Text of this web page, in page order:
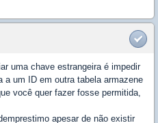
uma chave estrangeira é impedir
a um ID em outra tabela armazene
você quer fazer fosse permitida,
apesar de não existir